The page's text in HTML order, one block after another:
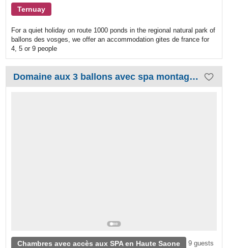
Ternuay
For a quiet holiday on route 1000 ponds in the regional natural park of
ballons des vosges, we offer an accommodation gites de france for
4, 5 or 9 people
Domaine aux 3 ballons avec spa montagnard
Chambres avec accès aux SPA en Haute Saone 9 guests